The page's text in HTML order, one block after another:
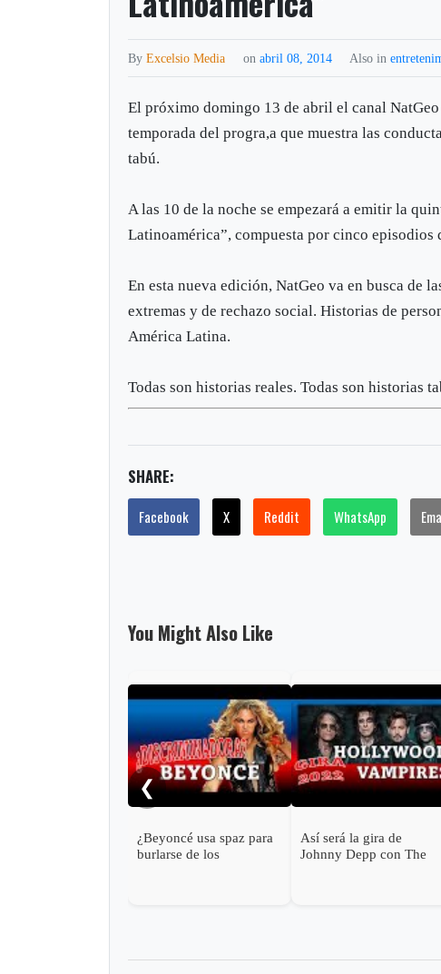
ByExcelsio Media onabril 08, 2014 Also in
El próximo domingo 13 de abril el canal
temporada del progra,a que muestra las
tabú.
A las 10 de la noche se empezará a emitir la
Latinoamérica”, compuesta por cinco episodios
En esta nueva edición, NatGeo va en busca de
extremas y de rechazo social. Historias de
América Latina.
Todas son historias reales. Todas son historias
SHARE:
Facebook X Reddit WhatsApp
You Might Also Like
❮
¿Beyoncé usa spaz para
burlarse de los
Así será la gira de
Johnny Depp con The